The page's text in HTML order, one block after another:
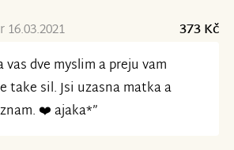
373 Kč
vas dve myslim a preju vam
take sil. Jsi uzasna matka a
❤️ ajaka*”